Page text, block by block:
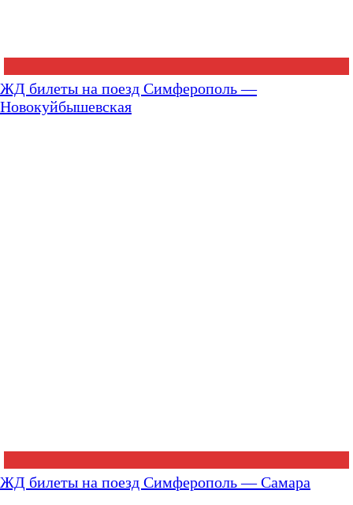
ЖД билеты на поезд Симферополь —
Новокуйбышевская
ЖД билеты на поезд Симферополь — Самара